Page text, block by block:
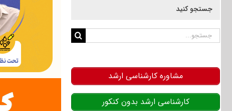
جستجو کنید
جستجو
مشاوره کارشناسی ارشد
کارشناسی ارشد بدون کنکور